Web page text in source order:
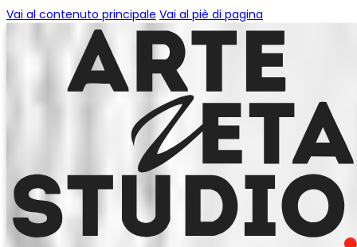
Vai al contenuto principale Vai al piè di pagina